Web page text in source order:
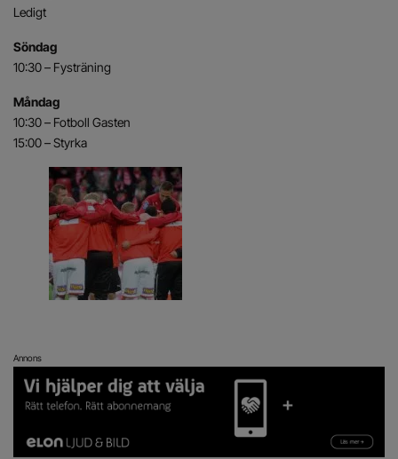
Ledigt
Söndag
10:30 – Fysträning
Måndag
10:30 – Fotboll Gasten
15:00 – Styrka
Annons